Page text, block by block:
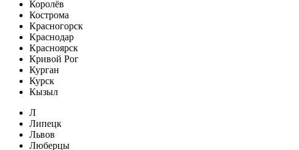
Королёв
Кострома
Красногорск
Краснодар
Красноярск
Кривой Рог
Курган
Курск
Кызыл
Л
Липецк
Львов
Люберцы